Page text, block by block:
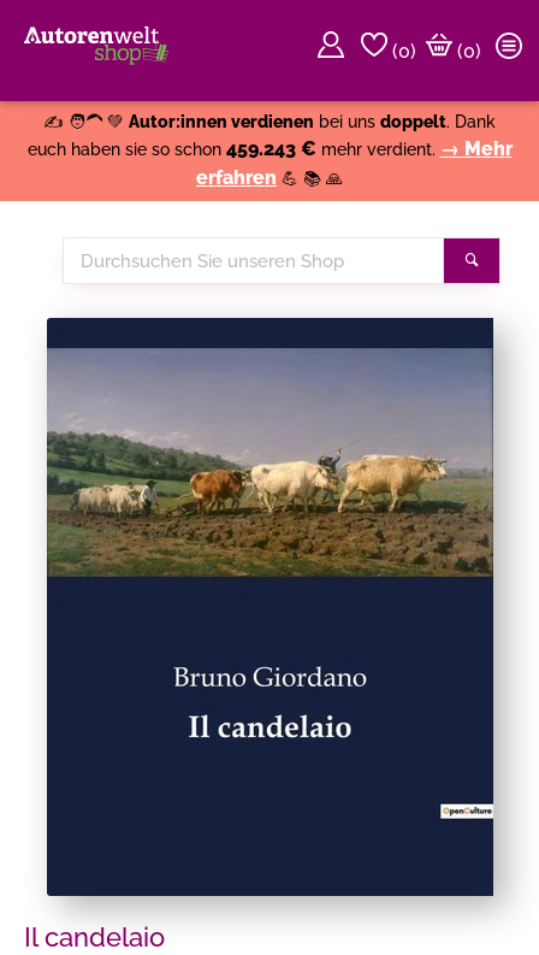
(0)
(0)
✍️ 🧑‍🦱 💚 Autor:innen verdienen bei uns doppelt. Dank
euch haben sie so schon 459.243 € mehr verdient. → Mehr
erfahren 💪 📚 🙏
Durchsuchen
Sie
Il candelaio